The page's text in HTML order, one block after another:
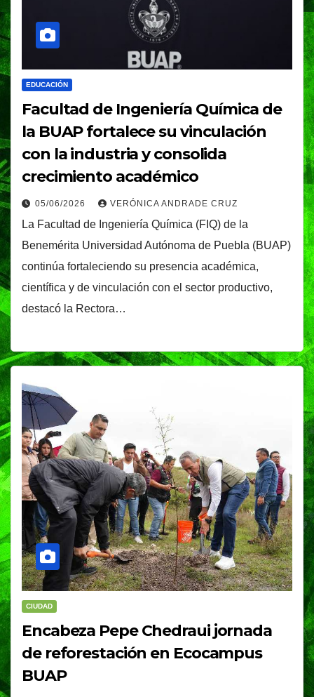
EDUCACIÓN
Facultad de Ingeniería Química de
la BUAP fortalece su vinculación
con la industria y consolida
crecimiento académico
05/06/2026 VERÓNICA ANDRADE CRUZ
La Facultad de Ingeniería Química (FIQ) de la
Benemérita Universidad Autónoma de Puebla (BUAP)
continúa fortaleciendo su presencia académica,
científica y de vinculación con el sector productivo,
destacó la Rectora…
CIUDAD
Encabeza Pepe Chedraui jornada
de reforestación en Ecocampus
BUAP